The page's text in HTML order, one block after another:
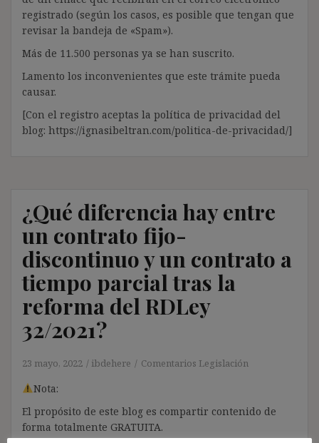
registrado (según los casos, es posible que tengan que
revisar la bandeja de «Spam»).
Más de 11.500 personas ya se han suscrito.
Lamento los inconvenientes que este trámite pueda
causar.
[Con el registro aceptas la política de privacidad del
blog: https://ignasibeltran.com/politica-de-privacidad/]
¿Qué diferencia hay entre
un contrato fijo-
discontinuo y un contrato a
tiempo parcial tras la
reforma del RDLey
32/2021?
23 mayo, 2022 ibdehere Comentarios Legislación
Nota:
El propósito de este blog es compartir contenido de
forma totalmente GRATUITA.